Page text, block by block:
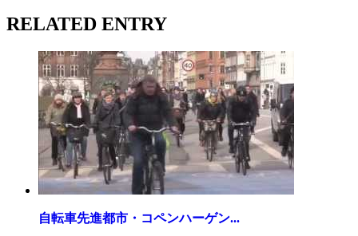
RELATED ENTRY
自転車先進都市・コペンハーゲン...